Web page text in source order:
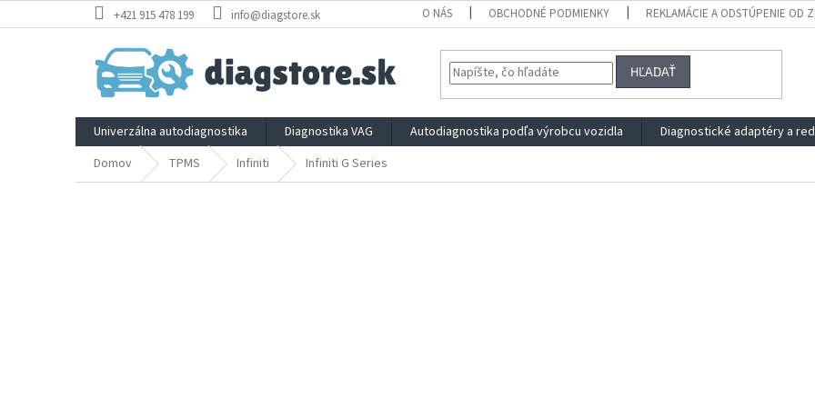
na
+421 915 478 199 info@diagstore.sk O NÁS OBCHODNÉ PODMIENKY REKLAMÁCIE A ODSTÚPENIE OD
HĽADAŤ
Univerzálna autodiagnostika Diagnostika VAG Autodiagnostika podľa výrobcu vozidla Diagnostické adaptéry a
Domov
TPMS Infiniti Infiniti G Series